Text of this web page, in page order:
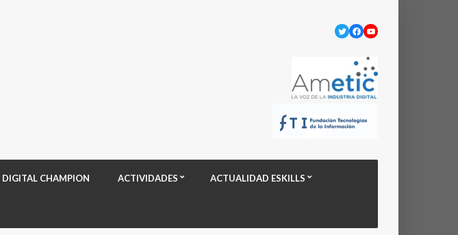
Twitter
Facebook
YouTube
DIGITAL CHAMPION ACTIVIDADES ACTUALIDAD ESKILLS